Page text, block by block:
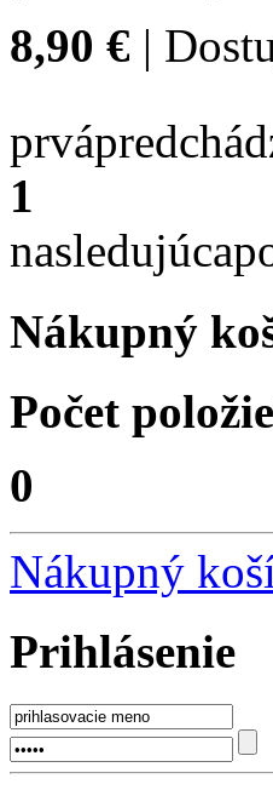
8,90 € |
prvá
1
nasledujúca
Nákupný
Počet
0
Nákupný
Prihlásenie